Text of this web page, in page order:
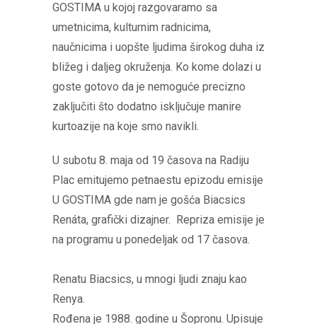
GOSTIMA u kojoj razgovaramo sa
umetnicima, kulturnim radnicima,
naučnicima i uopšte ljudima širokog duha iz
bližeg i daljeg okruženja. Ko kome dolazi u
goste gotovo da je nemoguće precizno
zaključiti što dodatno isključuje manire
kurtoazije na koje smo navikli.
U subotu 8. maja od 19 časova na Radiju
Plac emitujemo petnaestu epizodu emisije
U GOSTIMA gde nam je gošća Biacsics
Renáta, grafički dizajner. Repriza emisije je
na programu u ponedeljak od 17 časova.
Renatu Biacsics, u mnogi ljudi znaju kao
Renya.
Rođena je 1988. godine u Šopronu. Upisuje